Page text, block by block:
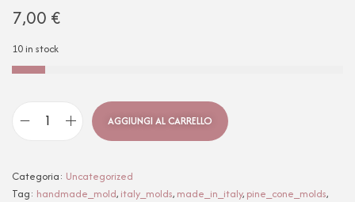
7,00 €
10 in stock
AGGIUNGI AL CARRELLO
Categoria: Uncategorized
Tag: handmade_mold, italy_molds, made_in_italy, pine_cone_molds,